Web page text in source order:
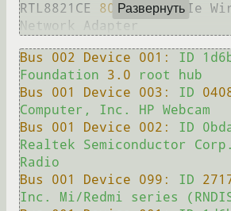
RTL8821CE 802.11ac PCIe
Развернуть
Bus 002 Device 001: ID
Foundation
3.0 root
hub
Bus 001 Device 003:
ID
Computer,
Inc. HP Webcam
Bus 001 Device 002:
ID
Realtek
Semiconductor Corp.
Radio
Bus 001 Device 099:
ID
Inc.
Mi/Redmi series